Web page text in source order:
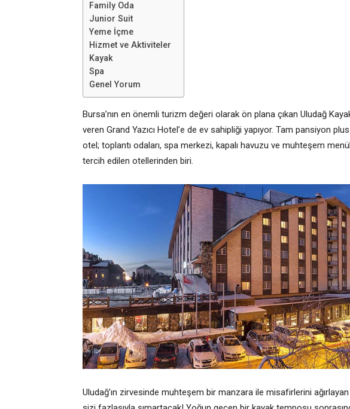
Family Oda
Junior Suit
Yeme İçme
Hizmet ve Aktiviteler
Kayak
Spa
Genel Yorum
Bursa’nın en önemli turizm değeri olarak ön plana çıkan Uludağ
veren Grand Yazıcı Hotel’e de ev sahipliği yapıyor. Tam pansiyon
otel; toplantı odaları, spa merkezi, kapalı havuzu ve muhteşem
tercih edilen otellerinden biri.
Uludağ’ın zirvesinde muhteşem bir manzara ile misafirlerini